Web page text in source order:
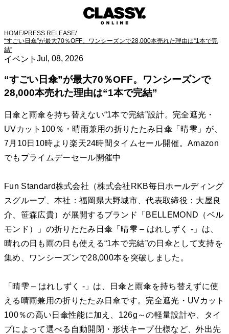
HOME/PRESS RELEASE/
“すごい日傘”が最大70％OFF。ワンシーズンで28,000本売れた理由は“1本で完
結”
イベント Jul, 08, 2026
“すごい日傘”が最大70％OFF。ワンシーズンで
28,000本売れた理由は“1本で完結”
日傘と雨傘を持ち替えない“1本で完結”設計。完全遮光・
UVカット100％・晴雨兼用の折りたたみ日傘「晴雫」が、
7月10日10時より楽天24時間タイムセール開催。Amazon
でもプライムデーセール開催中
Fun Standard株式会社（株式会社RKB毎日ホールディング
スグループ、本社：福岡県大野城市、代表取締役：大屋良
介、笹森広貴）が展開するブランド「BELLEMOND（ベル
モンド）」の折りたたみ日傘「晴雫 – はれしずく -」は、
晴れの日も雨の日も使える“1本で完結”の日傘として支持を
集め、ワンシーズンで28,000本を突破しました。
「晴雫 – はれしずく -」は、日傘と雨傘を持ち替えずに使
える晴雨兼用の折りたたみ日傘です。完全遮光・UVカット
100％の高い日傘性能に加え、126g～の軽量設計や、タイ
プによって選べる自動開閉・形状キープ仕様など、外出先